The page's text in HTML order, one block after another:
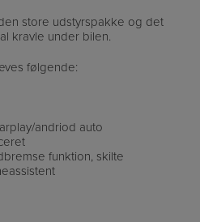
store udstyrspakke og det
kravle under bilen.
følgende:
andriod auto
funktion, skilte